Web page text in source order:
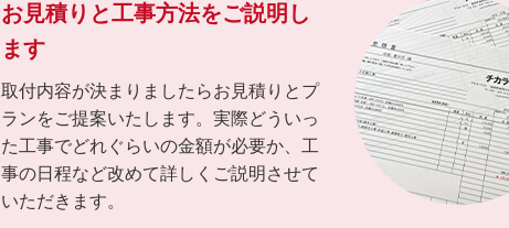
お見積りと工事方法をご説明し
ます
取付内容が決まりましたらお見積りとプ
ランをご提案いたします。実際どういっ
た工事でどれぐらいの金額が必要か、工
事の日程など改めて詳しくご説明させて
いただきます。